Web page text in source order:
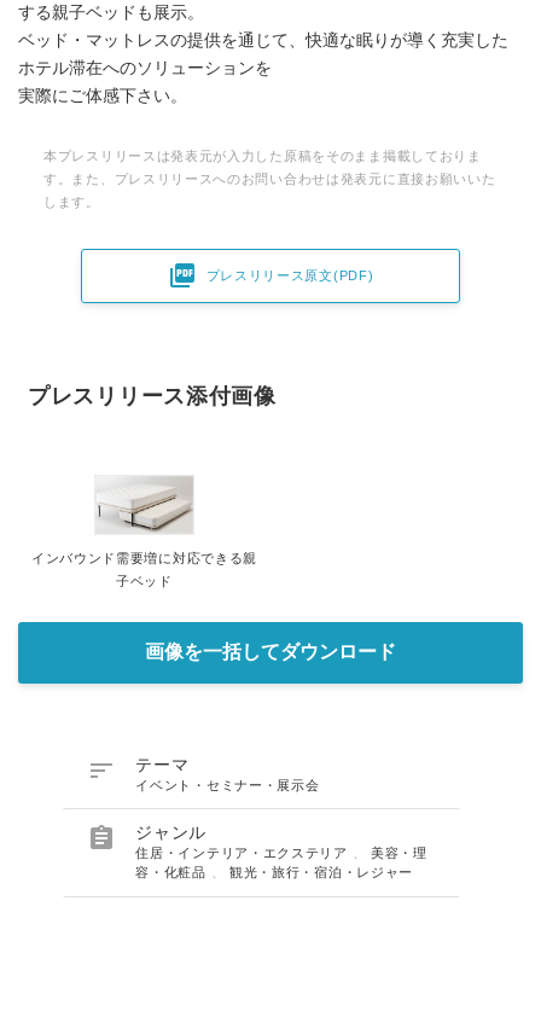
する親子ベッドも展示。
ベッド・マットレスの提供を通じて、快適な眠りが導く充実した
ホテル滞在へのソリューションを
実際にご体感下さい。
本プレスリリースは発表元が入力した原稿をそのまま掲載しておりま
す。また、プレスリリースへのお問い合わせは発表元に直接お願いいた
します。
 プレスリリース原文(PDF)
プレスリリース添付画像
インバウンド需要増に対応できる親
子ベッド
画像を一括してダウンロード
 テーマ
イベント・セミナー・展示会
 ジャンル
住居・インテリア・エクステリア
美容・理
容・化粧品
観光・旅行・宿泊・レジャー